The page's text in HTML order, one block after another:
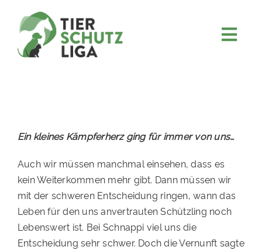
content
MITMACHEN
FÖRDERN & VERERBEN
KOOPERATIONEN
4KIDS
TIERHEIMTIERE
Ein kleines Kämpferherz ging für immer von uns…
Auch wir müssen manchmal einsehen, dass es
kein Weiterkommen mehr gibt. Dann müssen wir
mit der schweren Entscheidung ringen, wann das
Leben für den uns anvertrauten Schützling noch
Lebenswert ist. Bei Schnappi viel uns die
Entscheidung sehr schwer. Doch die Vernunft sagte